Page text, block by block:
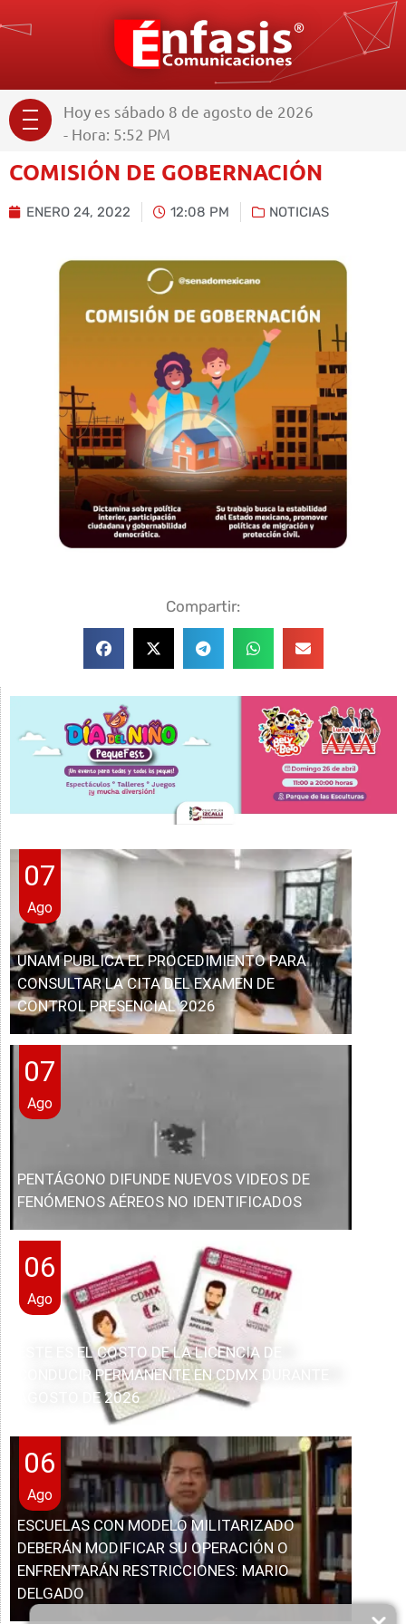
Hoy es sábado 8 de agosto de 2026
- Hora: 5:52 PM
COMISIÓN DE GOBERNACIÓN
ENERO 24, 2022 12:08 PM NOTICIAS
Compartir:
07
Ago
UNAM PUBLICA EL PROCEDIMIENTO PARA
CONSULTAR LA CITA DEL EXAMEN DE
CONTROL PRESENCIAL 2026
07
Ago
PENTÁGONO DIFUNDE NUEVOS VIDEOS DE
FENÓMENOS AÉREOS NO IDENTIFICADOS
06
Ago
ESTE ES EL COSTO DE LA LICENCIA DE
CONDUCIR PERMANENTE EN CDMX DURANTE
AGOSTO DE 2026
06
Ago
ESCUELAS CON MODELO MILITARIZADO
DEBERÁN MODIFICAR SU OPERACIÓN O
ENFRENTARÁN RESTRICCIONES: MARIO
DELGADO